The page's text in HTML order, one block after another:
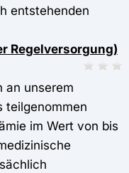
entstehenden
Regelversorgung)
an unserem
teilgenommen
im Wert von bis